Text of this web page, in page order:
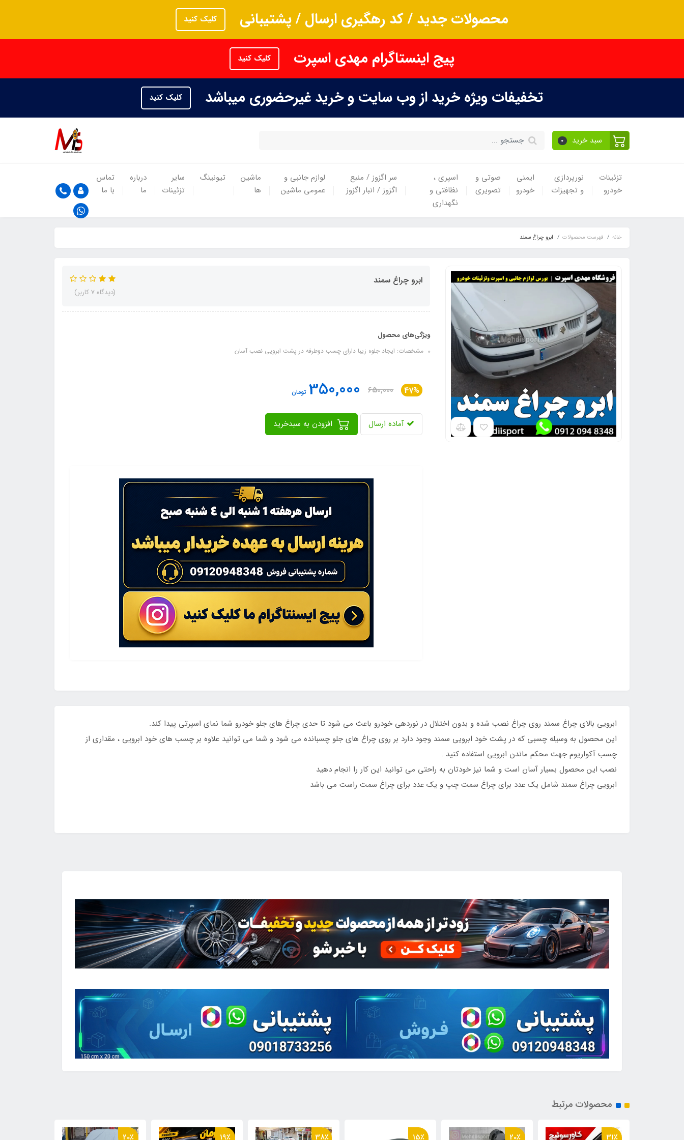
محصولات جدید / کد رهگیری ارسال / پشتیبانی کلیک کنید
پیج اینستاگرام مهدی اسپرت کلیک کنید
تخفیفات ویژه خرید از وب سایت و خرید غیرحضوری میباشد کلیک کنید
سبد خرید 0
تزئینات
خودرو
نورپردازی
و تجهیزات
ایمنی
خودرو
صوتی و
تصویری
اسپری ،
نظافتی و
نگهداری
سر اگزوز / منبع
اگزوز / انبار اگزوز
لوازم جانبی و
عمومی ماشین
ماشین
ها
تیونینگ
سایر
تزئینات
درباره
ما
تماس
با ما
خانه فهرست محصولات ابرو چراغ سمند
ابرو چراغ سمند
(دیدگاه 7 کاربر)
ویژگی‌های محصول
مشخصات: ایجاد جلوه زیبا دارای چسب دوطرفه در پشت ابرویی نصب آسان
47%
650,000
350,000 تومان
آماده ارسال
ابرویی بالای چراغ سمند روی چراغ نصب شده و بدون اختلال در نوردهی خودرو باعث می شود تا حدی چراغ های جلو خودرو شما نمای اسپرتی پیدا کند.
این محصول به وسیله چسبی که در پشت خود ابرویی سمند وجود دارد بر روی چراغ های جلو چسبانده می شود و شما می توانید علاوه بر چسب های خود ابرویی ، مقداری از
چسب آکواریوم جهت محکم ماندن ابرویی استفاده کنید .
نصب این محصول بسیار آسان است و شما نیز خودتان به راحتی می توانید این کار را انجام دهید
ابرویی چراغ سمند شامل یک عدد برای چراغ سمت چپ و یک عدد برای چراغ سمت راست می باشد
محصولات مرتبط
20٪ 15٪ 38٪ 19٪ 20٪ 24٪